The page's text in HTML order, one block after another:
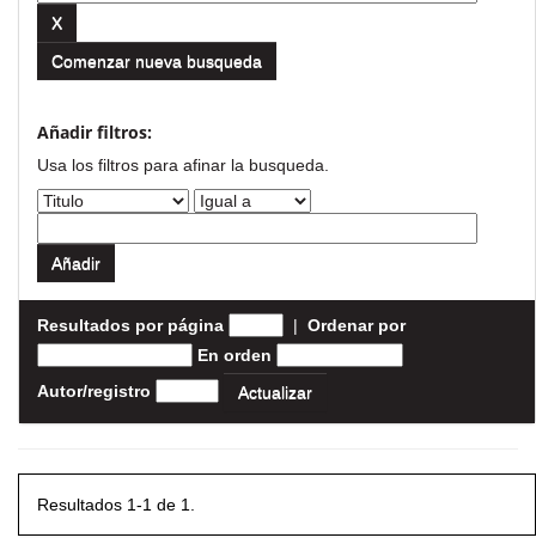
Comenzar nueva busqueda
Añadir filtros:
Usa los filtros para afinar la busqueda.
Resultados por página | Ordenar por
En orden
Autor/registro
Resultados 1-1 de 1.